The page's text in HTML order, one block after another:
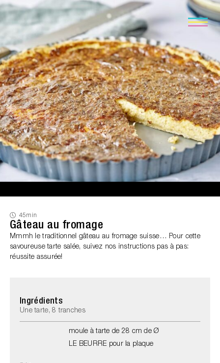
45min
Gâteau au fromage
Mmmh le traditionnel gâteau au fromage suisse… Pour cette
savoureuse tarte salée, suivez nos instructions pas à pas:
réussite assurée!
Ingrédients
Une tarte, 8 tranches
moule à tarte de 28 cm de Ø
LE BEURRE pour la plaque